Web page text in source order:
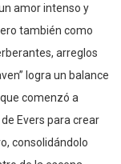
amor intenso y
también como
arreglos
logra un balance
comenzó a
Evers para crear
consolidándolo